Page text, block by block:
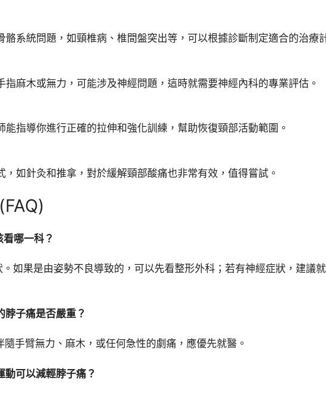
骼系統問題，如頸椎病、椎間盤突出等，可以根據診斷制定適合的治療
指麻木或無力，可能涉及神經問題，這時就需要神經內科的專業評估。
能指導你進行正確的拉伸和強化訓練，幫助恢復頸部活動範圍。
，如針灸和推拿，對於緩解頸部酸痛也非常有效，值得嘗試。
看哪一科？
如果是由姿勢不良導致的，可以先看整形外科；若有神經症狀，建議
脖子痛是否嚴重？
手臂無力、麻木，或任何急性的劇痛，應優先就醫。
動可以減輕脖子痛？